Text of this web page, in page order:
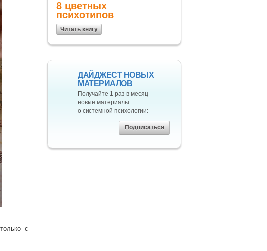
с
8 цветных
психотипов
Читать книгу
ДАЙДЖЕСТ НОВЫХ
МАТЕРИАЛОВ
Получайте 1 раз в месяц
новые материалы
о системной психологии:
Подписаться